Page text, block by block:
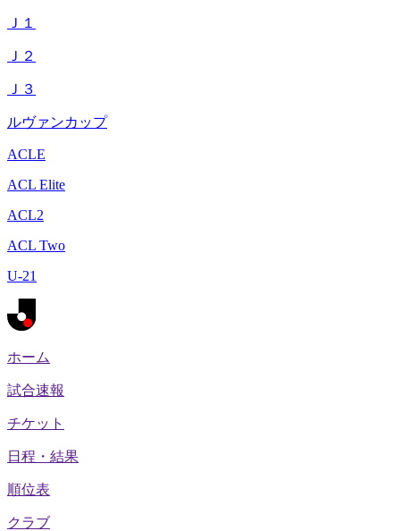
Ｊ１
Ｊ２
Ｊ３
ルヴァンカップ
ACLE
ACL Elite
ACL2
ACL Two
U-21
ホーム
試合速報
チケット
日程・結果
順位表
クラブ